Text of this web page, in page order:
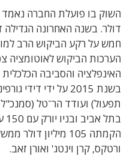
דולר. בשנה האחרונה הגדילה
חמש על רקע הביקוש הרב
הערכות הביקוש לאוטומציה
האינפלציה והסביבה
בשנת 2015 על ידי
תפעול) ועודד הר־טל
הקמתה 105 מיליון
ורטקס, קרן וינטג' ואורן זאב.